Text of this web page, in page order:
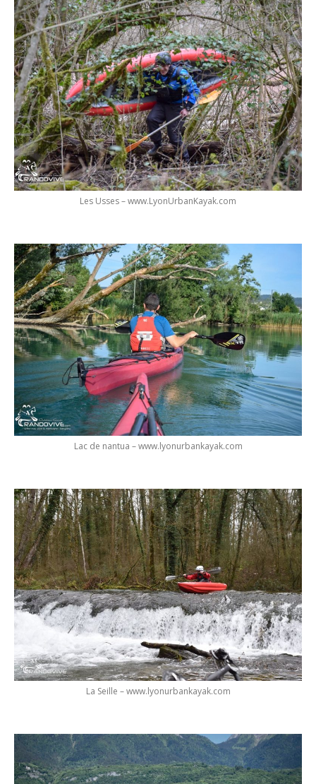
Les Usses – www.LyonUrbanKayak.com
Lac de nantua – www.lyonurbankayak.com
La Seille – www.lyonurbankayak.com